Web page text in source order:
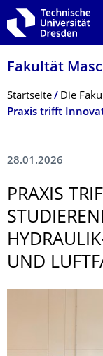
Zur Hauptnavigation
Zur Suche springen
Zum Inhalt springen
Fakultät
Breadcrumb-Menü
Startseite Die
28.01.2026
PRAXIS
UND